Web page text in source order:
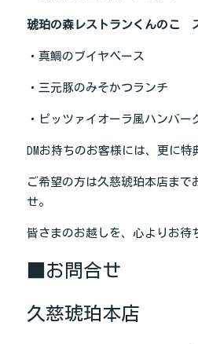
琥珀の森レストランくんのこ　
・真鯛のブイヤベース
・三元豚のみそかつランチ
・ピッツァイオーラ風ハンバー
DMお持ちのお客様には、更に特
ご希望の方は久慈琥珀本店まで
せ。
皆さまのお越しを、心よりお待
■お問合せ
久慈琥珀本店